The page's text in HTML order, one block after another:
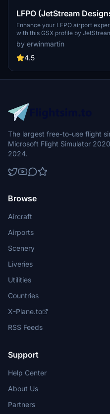
LFPO (JetStream
Enhance your LFPO airport
with this GSX profile by
accurate gate stopping
VDGS, and custom pushback
Additionally, enjoy custom
Instructions included for easy
improvement welcome.
by erwinmartin
4.5
The largest free-to-use flight
Microsoft Flight Simulator
2024.
Browse
Aircraft
Airports
Scenery
Liveries
Utilities
Countries
X-Plane.to
RSS Feeds
Support
Help Center
About Us
Partners